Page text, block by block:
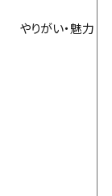
やりがい・魅力